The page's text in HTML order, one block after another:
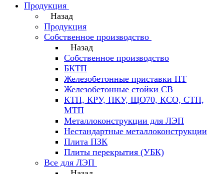
Продукция
Назад
Продукция
Собственное производство
Назад
Собственное производство
БКТП
Железобетонные приставки ПТ
Железобетонные стойки СВ
КТП, КРУ, ПКУ, ЩО70, КСО, СТП,
МТП
Металлоконструкции для ЛЭП
Нестандартные металлоконструкции
Плита ПЗК
Плиты перекрытия (УБК)
Все для ЛЭП